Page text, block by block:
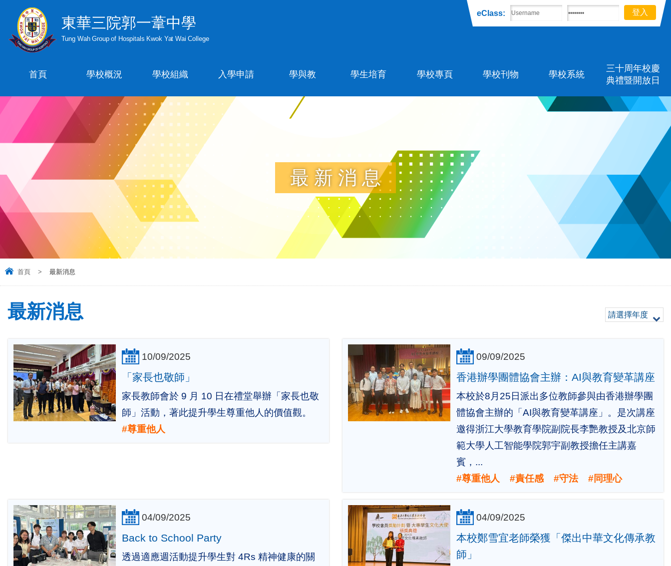
東華三院郭一葦中學
Tung Wah Group of Hospitals Kwok Yat Wai College
eClass:
首頁 學校概況 學校組織 入學申請 學與教 學生培育 學校專頁 學校刊物 學校系統
三十周年校慶
典禮暨開放日
最新消息
首頁 > 最新消息
最新消息 請選擇年度
10/09/2025
「家長也敬師」
家長教師會於 9 月 10 日在禮堂舉辦「家長也敬
師」活動，著此提升學生尊重他人的價值觀。
#尊重他人
09/09/2025
香港辦學團體協會主辦：AI與教育變革講座
本校於8月25日派出多位教師參與由香港辦學團
體協會主辦的「AI與教育變革講座」。是次講座
邀得浙江大學教育學院副院長李艷教授及北京師
範大學人工智能學院郭宇副教授擔任主講嘉
賓，...
#尊重他人 #責任感 #守法 #同理心
04/09/2025
Back to School Party
透過適應週活動提升學生對 4Rs 精神健康的關
04/09/2025
本校鄭雪宜老師榮獲「傑出中華文化傳承教
師」